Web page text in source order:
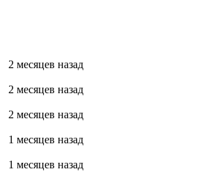
2 месяцев назад
2 месяцев назад
2 месяцев назад
1 месяцев назад
1 месяцев назад